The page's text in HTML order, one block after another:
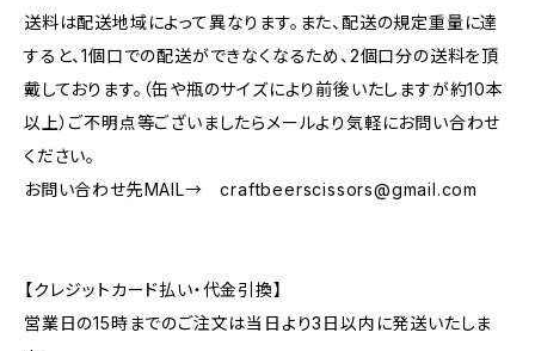
送料は配送地域によって異なります。また、配送の規定重量に達
すると、1個口での配送ができなくなるため、2個口分の送料を頂
戴しております。（缶や瓶のサイズにより前後いたしますが約10本
以上）ご不明点等ございましたらメールより気軽にお問い合わせ
ください。
お問い合わせ先MAIL→craftbeerscissors@gmail.com
【クレジットカード払い・代金引換】
営業日の15時までのご注文は当日より3日以内に発送いたしま